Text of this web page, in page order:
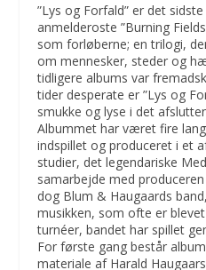
”Lys og Forfald” er det
anmelderoste ”Burning
som forløberne; en trilogi,
om mennesker, steder og
tidligere albums var
tider desperate er ”Lys og
smukke og lyse i det
Albummet har været fire
indspillet og produceret i et
studier, det legendariske
samarbejde med
dog Blum & Haugaards
musikken, som ofte er
turnéer, bandet har spillet
For første gang består
materiale af Harald